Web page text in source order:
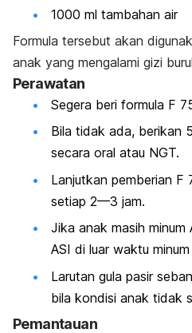
1000 ml tambahan air
Formula tersebut akan
anak yang mengalami gizi
Perawatan
Segera beri formula F
Bila tidak ada, berikan
secara oral atau NGT.
Lanjutkan pemberian F
setiap 2—3 jam.
Jika anak masih minum
ASI di luar waktu
Larutan gula pasir
bila kondisi anak tidak
Pemantauan